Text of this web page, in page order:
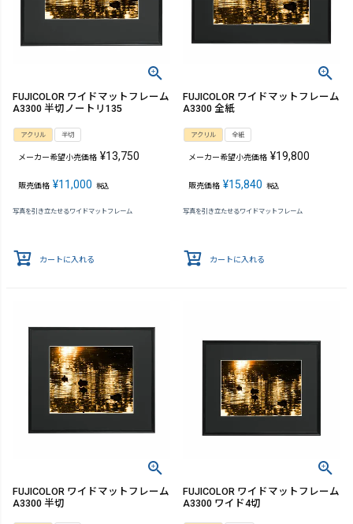
FUJICOLOR ワイドマットフレーム
A3300 半切ノートリ135
アクリル 半切
メーカー希望小売価格 ¥13,750
販売価格 ¥11,000 税込
写真を引き立たせるワイドマットフレーム
カートに入れる
FUJICOLOR ワイドマットフレーム
A3300 全紙
アクリル 全紙
メーカー希望小売価格 ¥19,800
販売価格 ¥15,840 税込
写真を引き立たせるワイドマットフレーム
カートに入れる
FUJICOLOR ワイドマットフレーム
A3300 半切
FUJICOLOR ワイドマットフレーム
A3300 ワイド4切